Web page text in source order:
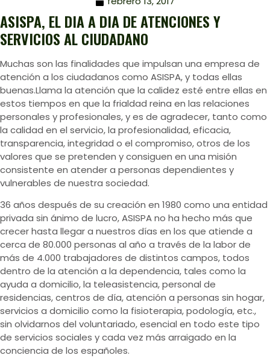
ASISPA, EL DIA A DIA DE ATENCIONES Y
SERVICIOS AL CIUDADANO
Muchas son las finalidades que impulsan una empresa de
atención a los ciudadanos como ASISPA, y todas ellas
buenas.Llama la atención que la calidez esté entre ellas en
estos tiempos en que la frialdad reina en las relaciones
personales y profesionales, y es de agradecer, tanto como
la calidad en el servicio, la profesionalidad, eficacia,
transparencia, integridad o el compromiso, otros de los
valores que se pretenden y consiguen en una misión
consistente en atender a personas dependientes y
vulnerables de nuestra sociedad.
36 años después de su creación en 1980 como una entidad
privada sin ánimo de lucro, ASISPA no ha hecho más que
crecer hasta llegar a nuestros días en los que atiende a
cerca de 80.000 personas al año a través de la labor de
más de 4.000 trabajadores de distintos campos, todos
dentro de la atención a la dependencia, tales como la
ayuda a domicilio, la teleasistencia, personal de
residencias, centros de día, atención a personas sin hogar,
servicios a domicilio como la fisioterapia, podología, etc.,
sin olvidarnos del voluntariado, esencial en todo este tipo
de servicios sociales y cada vez más arraigado en la
conciencia de los españoles.